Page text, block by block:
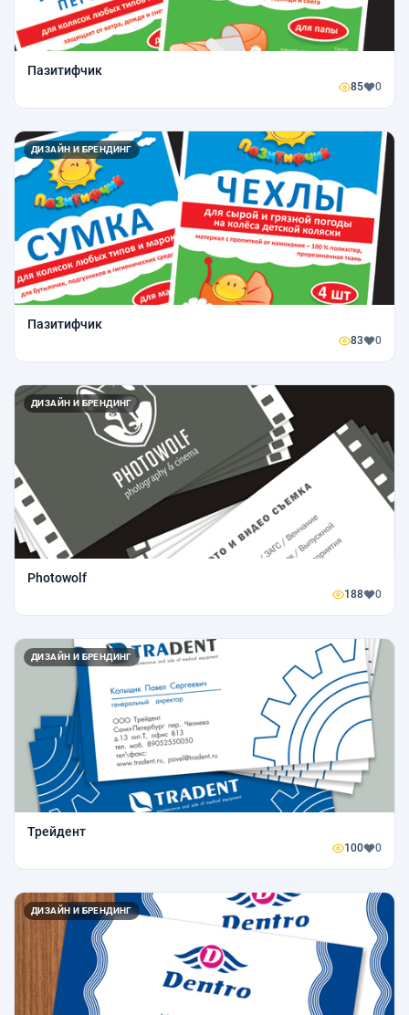
Пазитифчик
85 0
ДИЗАЙН И БРЕНДИНГ
Пазитифчик
83 0
ДИЗАЙН И БРЕНДИНГ
Photowolf
188 0
ДИЗАЙН И БРЕНДИНГ
Трейдент
100 0
ДИЗАЙН И БРЕНДИНГ